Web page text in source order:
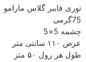
توری فایبر گلاس مارامو
75گرمی
چشمه 5×5
عرض ۱۱۰ سانتی متر
طول هر رول ۵۰ متر